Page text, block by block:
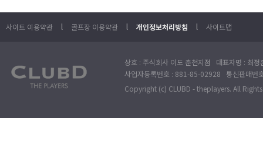
사이트 이용약관 l 골프장 이용약관 l 개인정보처리방침 l 사이트맵
상호 : 주식회사 이도 춘천지점 대표자명 : 최
사업자등록번호 : 881-85-02928 통신판매번
Copyright (c) CLUBD - theplayers. All